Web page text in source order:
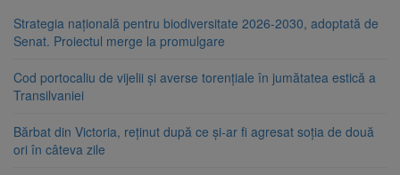
Strategia națională pentru biodiversitate 2026-2030, adoptată de
Senat. Proiectul merge la promulgare
Cod portocaliu de vijelii și averse torențiale în jumătatea estică a
Transilvaniei
Bărbat din Victoria, reținut după ce și-ar fi agresat soția de două
ori în câteva zile